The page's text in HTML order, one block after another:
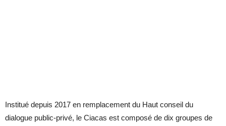
Institué depuis 2017 en remplacement du Haut conseil du
dialogue public-privé, le Ciacas est composé de dix groupes de